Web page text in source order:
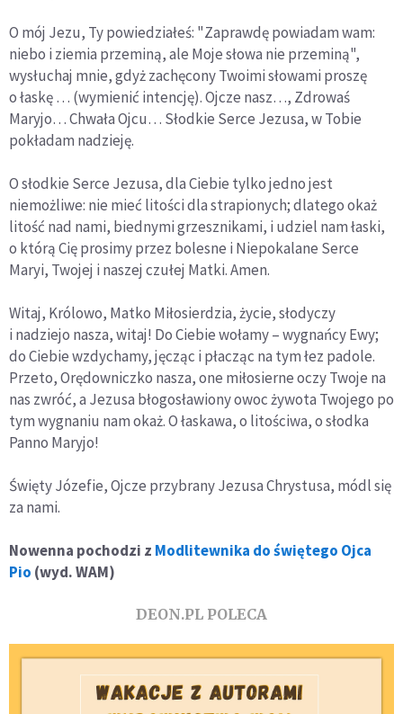
O mój Jezu, Ty powiedziałeś: "Zaprawdę powiadam wam:
niebo i ziemia przeminą, ale Moje słowa nie przeminą",
wysłuchaj mnie, gdyż zachęcony Twoimi słowami proszę
o łaskę … (wymienić intencję). Ojcze nasz…, Zdrowaś
Maryjo… Chwała Ojcu… Słodkie Serce Jezusa, w Tobie
pokładam nadzieję.
O słodkie Serce Jezusa, dla Ciebie tylko jedno jest
niemożliwe: nie mieć litości dla strapionych; dlatego okaż
litość nad nami, biednymi grzesznikami, i udziel nam łaski,
o którą Cię prosimy przez bolesne i Niepokalane Serce
Maryi, Twojej i naszej czułej Matki. Amen.
Witaj, Królowo, Matko Miłosierdzia, życie, słodyczy
i nadziejo nasza, witaj! Do Ciebie wołamy – wygnańcy Ewy;
do Ciebie wzdychamy, jęcząc i płacząc na tym łez padole.
Przeto, Orędowniczko nasza, one miłosierne oczy Twoje na
nas zwróć, a Jezusa błogosławiony owoc żywota Twojego po
tym wygnaniu nam okaż. O łaskawa, o litościwa, o słodka
Panno Maryjo!
Święty Józefie, Ojcze przybrany Jezusa Chrystusa, módl się
za nami.
Nowenna pochodzi z Modlitewnika do świętego Ojca
Pio (wyd. WAM)
DEON.PL POLECA